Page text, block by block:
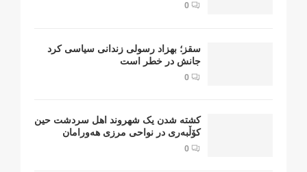
0
سقز؛ بهزاد رسولی زندانی سیاسی کرد
جانش در خطر است
0
کشتە شدن یک شهروند اهل سردشت حین
کۆڵبەری در نواحی مرزی هەورامان
0